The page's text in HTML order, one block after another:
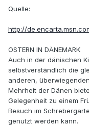
Quelle:
http://
OSTERN IN DÄNEMARK
Auch in der dänischen
selbstverständlich die
anderen,
Mehrheit der Dänen
Gelegenheit zu einem
Besuch im
genutzt werden kann.